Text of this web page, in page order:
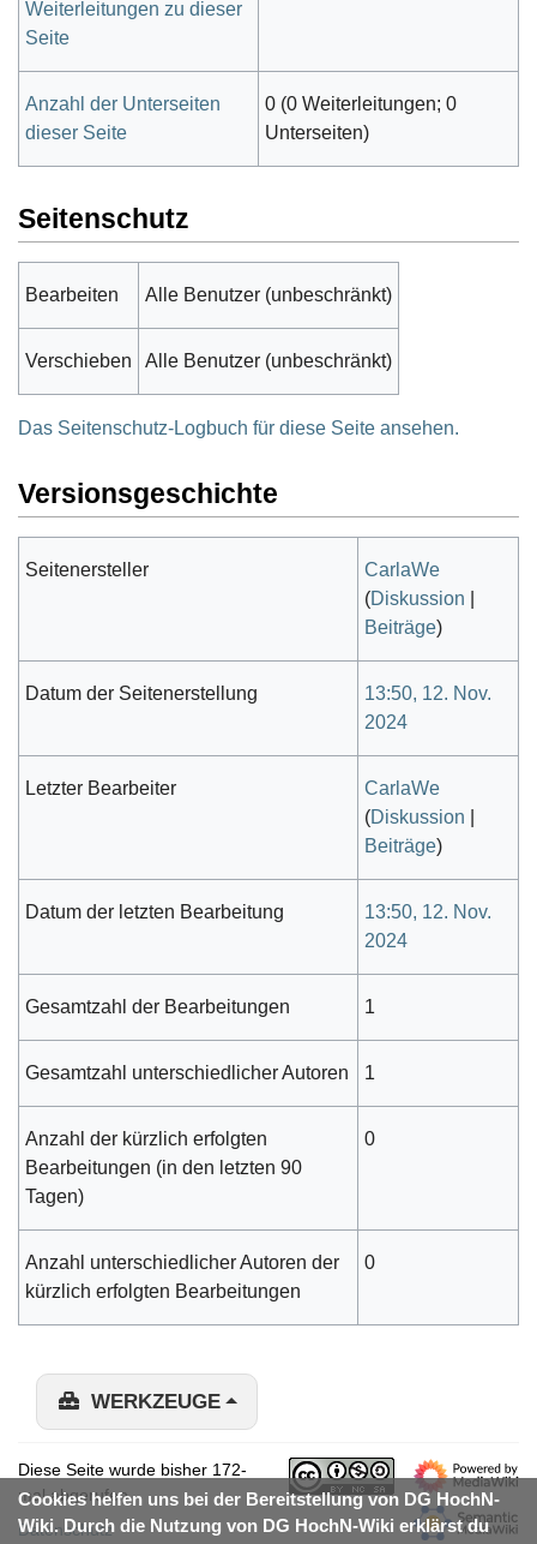
Weiterleitungen zu dieser
Seite
Anzahl der Unterseiten
dieser Seite
0 (0 Weiterleitungen; 0
Unterseiten)
Seitenschutz
Bearbeiten Alle Benutzer (unbeschränkt)
Verschieben Alle Benutzer (unbeschränkt)
Das Seitenschutz-Logbuch für diese Seite ansehen.
Versionsgeschichte
Seitenersteller
CarlaWe
(Diskussion
Beiträge)
Datum der Seitenerstellung
13:50, 12. Nov.
2024
Letzter Bearbeiter
CarlaWe
(Diskussion
Beiträge)
Datum der letzten Bearbeitung
13:50, 12. Nov.
2024
Gesamtzahl der Bearbeitungen 1
Gesamtzahl unterschiedlicher Autoren 1
Anzahl der kürzlich erfolgten
Bearbeitungen (in den letzten 90
Tagen)
0
Anzahl unterschiedlicher Autoren der
kürzlich erfolgten Bearbeitungen
0
Cookies helfen uns bei der Bereitstellung von DG HochN-
Wiki. Durch die Nutzung von DG HochN-Wiki erklärst du
WERKZEUGE
Diese Seite wurde bisher 172-
mal abgerufen.
Datenschutz